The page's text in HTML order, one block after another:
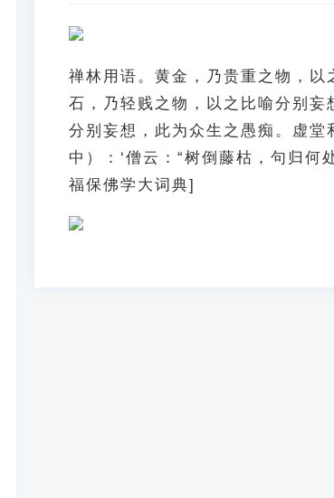
禅林用语。黄金，乃贵重之物，
石，乃轻贱之物，以之比喻分别
分别妄想，此为众生之愚痴。虚堂
中）：‘僧云：“树倒藤枯，句归何
福保佛学大词典]